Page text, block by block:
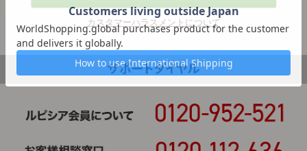
カスタマーハラスメントについて